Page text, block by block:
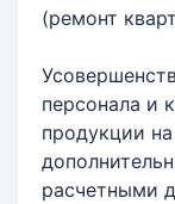
(ремонт
персонала и
продукции
расчетными